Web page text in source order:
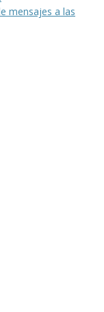
mensajes a las